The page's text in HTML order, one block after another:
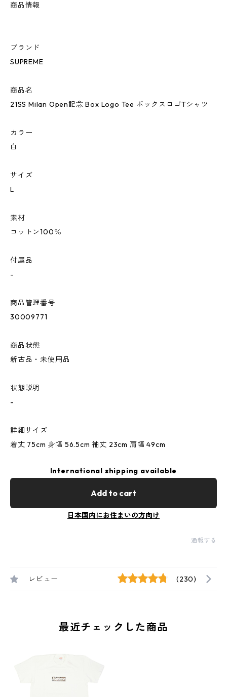
商品情報
ブランド
SUPREME
商品名
21SS Milan Open記念 Box Logo Tee ボックスロゴTシャツ
カラー
白
サイズ
L
素材
コットン100％
付属品
-
商品管理番号
30009771
商品状態
新古品・未使用品
状態説明
-
詳細サイズ
着丈 75cm 身幅 56.5cm 袖丈 23cm 肩幅 49cm
International shipping available
Add to cart
日本国内にお住まいの方向け
通報する
レビュー (230)
最近チェックした商品